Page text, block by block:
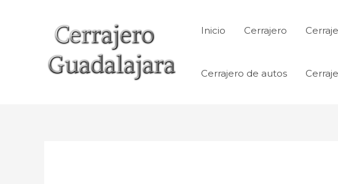
Inicio Cerrajero
Cerrajero de autos